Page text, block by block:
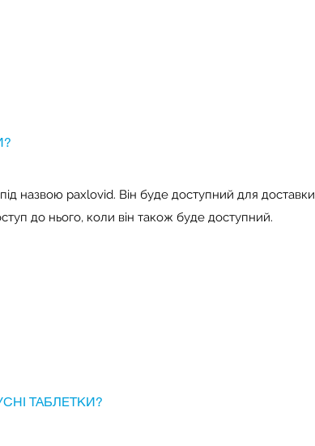
назвою paxlovid. Він буде доступний для доставки
до нього, коли він також буде доступний.
ТАБЛЕТКИ?